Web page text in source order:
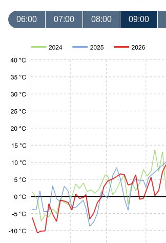
06:00 07:00 08:00 09:00